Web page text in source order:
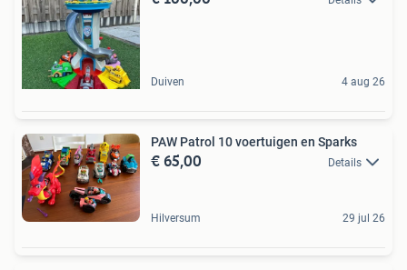
Duiven 4 aug 26
PAW Patrol 10 voertuigen en Sparks
€ 65,00 Details
Hilversum 29 jul 26